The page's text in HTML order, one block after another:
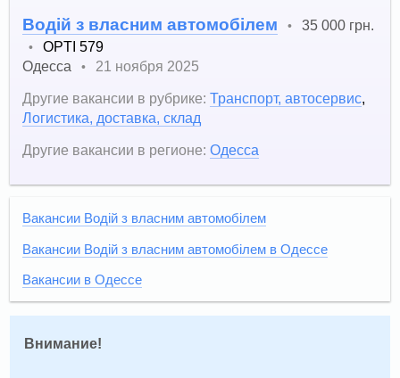
Водій з власним автомобілем • 35 000 грн.
•
OPTI 579
Одесса
•
21 ноября 2025
Другие вакансии в рубрике: Транспорт, автосервис,
Логистика, доставка, склад
Другие вакансии в регионе: Одесса
Вакансии Водій з власним автомобілем
Вакансии Водій з власним автомобілем в Одессе
Вакансии в Одессе
Внимание!